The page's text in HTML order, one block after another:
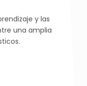
y las
una amplia